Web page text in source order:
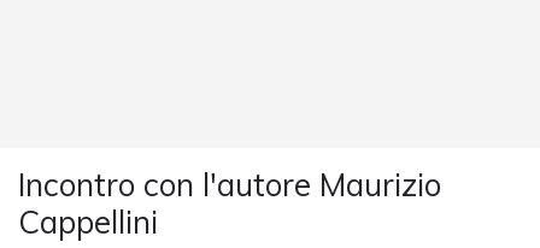
Incontro con l'autore Maurizio
Cappellini